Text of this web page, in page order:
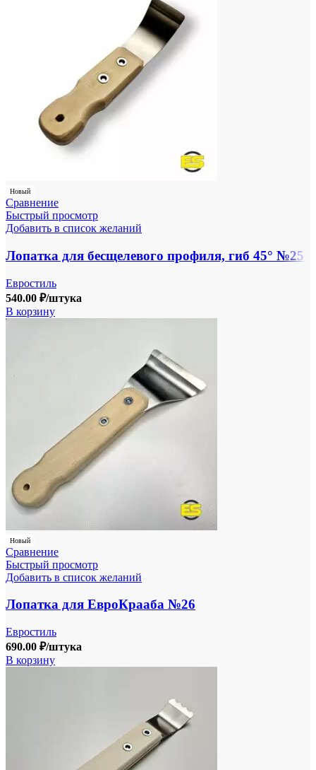
Новый
Сравнение
Быстрый просмотр
Добавить в список желаний
Лопатка для бесщелевого профиля, гиб 45° №25
Евростиль
540.00 ₽/штука
В корзину
Новый
Сравнение
Быстрый просмотр
Добавить в список желаний
Лопатка для ЕвроКрааба №26
Евростиль
690.00 ₽/штука
В корзину